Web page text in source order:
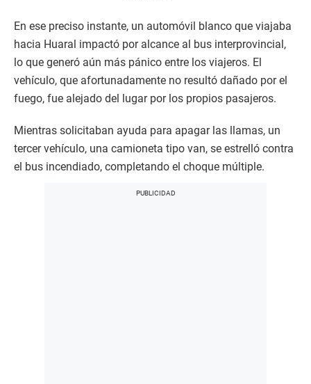
En ese preciso instante, un automóvil blanco que viajaba
hacia Huaral impactó por alcance al bus interprovincial,
lo que generó aún más pánico entre los viajeros. El
vehículo, que afortunadamente no resultó dañado por el
fuego, fue alejado del lugar por los propios pasajeros.
Mientras solicitaban ayuda para apagar las llamas, un
tercer vehículo, una camioneta tipo van, se estrelló contra
el bus incendiado, completando el choque múltiple.